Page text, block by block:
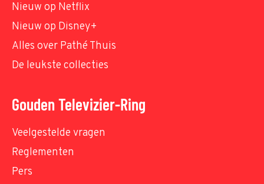
Nieuw op Netflix
Nieuw op Disney+
Alles over Pathé Thuis
De leukste collecties
Gouden Televizier-Ring
Veelgestelde vragen
Reglementen
Pers